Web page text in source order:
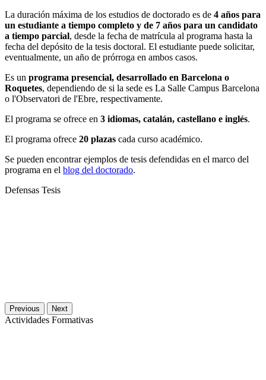
La duración máxima de los estudios de doctorado es de 4 años para
un estudiante a tiempo completo y de 7 años para un candidato
a tiempo parcial, desde la fecha de matrícula al programa hasta la
fecha del depósito de la tesis doctoral. El estudiante puede solicitar,
eventualmente, un año de prórroga en ambos casos.
Es un programa presencial, desarrollado en Barcelona o
Roquetes, dependiendo de si la sede es La Salle Campus Barcelona
o l'Observatori de l'Ebre, respectivamente.
El programa se ofrece en 3 idiomas, catalán, castellano e inglés.
El programa ofrece 20 plazas cada curso académico.
Se pueden encontrar ejemplos de tesis defendidas en el marco del
programa en el blog del doctorado.
Defensas Tesis
Previous Next
Actividades Formativas